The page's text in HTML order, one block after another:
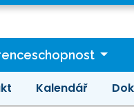
Kalendář